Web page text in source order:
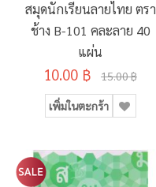
สมุดนักเรียนลายไทย ตรา
ช้าง B-101 คละลาย 40
แผ่น
10.00 ฿ 15.00 ฿
เพิ่มในตะกร้า